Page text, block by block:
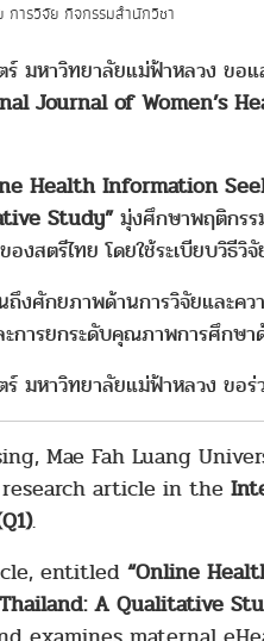
การวิจัย กิจกรรมสำนักวิชา
มหาวิทยาลัยแม่ฟ้าหลวง ขอ
Journal of Women’s
Health Information
Study”มุ่งศึกษาพฤติกรร
สตรีไทย โดยใช้ระเบียบวิธี
ถึงศักยภาพด้านการวิจัยและ
ะการยกระดับคุณภาพการศึกษ
มหาวิทยาลัยแม่ฟ้าหลวง ขอ
Mae Fah Luang
article in the
.
entitled “Online
A Qualitative